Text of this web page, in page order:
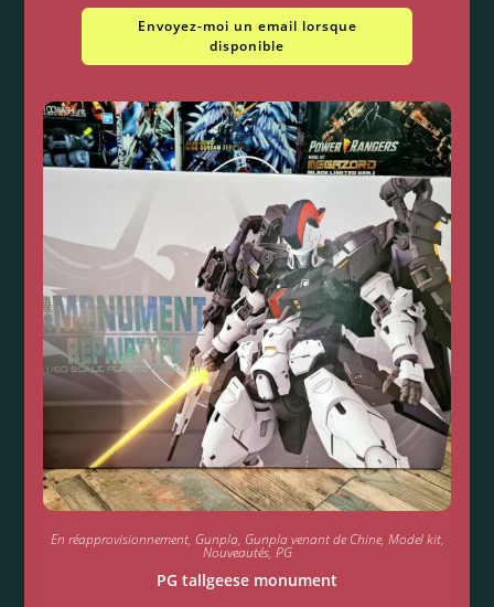
Envoyez-moi un email lorsque
disponible
En réapprovisionnement, Gunpla, Gunpla venant de Chine, Model kit,
Nouveautés, PG
PG tallgeese monument